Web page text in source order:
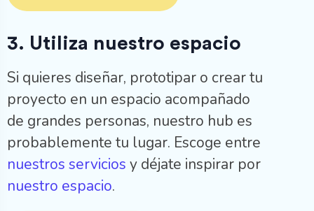
3. Utiliza nuestro espacio
Si quieres diseñar, prototipar o crear tu
proyecto en un espacio acompañado
de grandes personas, nuestro hub es
probablemente tu lugar. Escoge entre
nuestros servicios y déjate inspirar por
nuestro espacio.